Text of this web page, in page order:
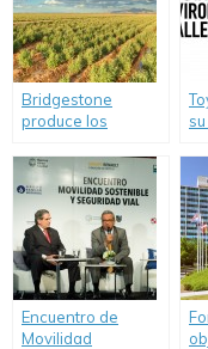
Bridgestone
produce los
neumáticos de
caucho natural
Encuentro de
Movilidad